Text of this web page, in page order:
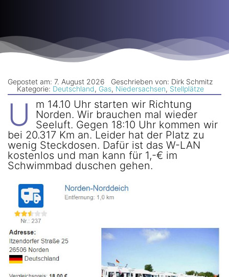
Newsletter
Gepostet am: 7. August 2026
Geschrieben von: Dirk Schmitz
Kategorie: Deutschland, Gas, Niedersachsen, Stellplätze
U
m 14.10 Uhr starten wir Richtung
Norden. Wir brauchen mal wieder
Seeluft. Gegen 18:10 Uhr kommen wir
bei 20.317 Km an. Leider hat der Platz zu
wenig Steckdosen. Dafür ist das W-LAN
kostenlos und man kann für 1,-€ im
Schwimmbad duschen gehen.